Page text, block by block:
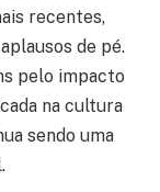
recentes,
de pé.
pelo impacto
na cultura
sendo uma